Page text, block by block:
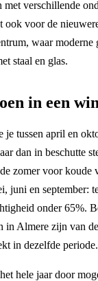
verschillende
ook voor de
waar moderne
staal en glas.
in een
je tussen april en
dan in beschutte
zomer voor koude
juni en september:
onder 65%.
in Almere zijn van
in dezelfde periode.
hele jaar door